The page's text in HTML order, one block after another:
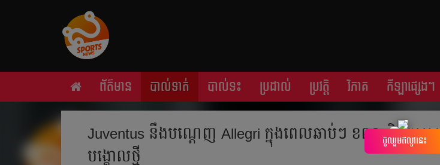
ព័ត៌មាន បាល់ទាត់ បាល់ទះ ប្រដាល់ ប្រវត្តិ​​ វិភាគ កីឡា​ផ្សេង​ៗ
Juventus នឹង​បណ្ដេញ​ Allegri ​ក្នុង​ពេល​ឆាប់ៗ​ ខណៈ​ជិត​​ចរច
បង្គោល​ថ្មី​
×
ចូលរួមឥលូវនេះ